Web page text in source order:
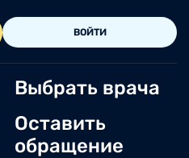
ВОЙТИ
Выбрать врача
Оставить
обращение